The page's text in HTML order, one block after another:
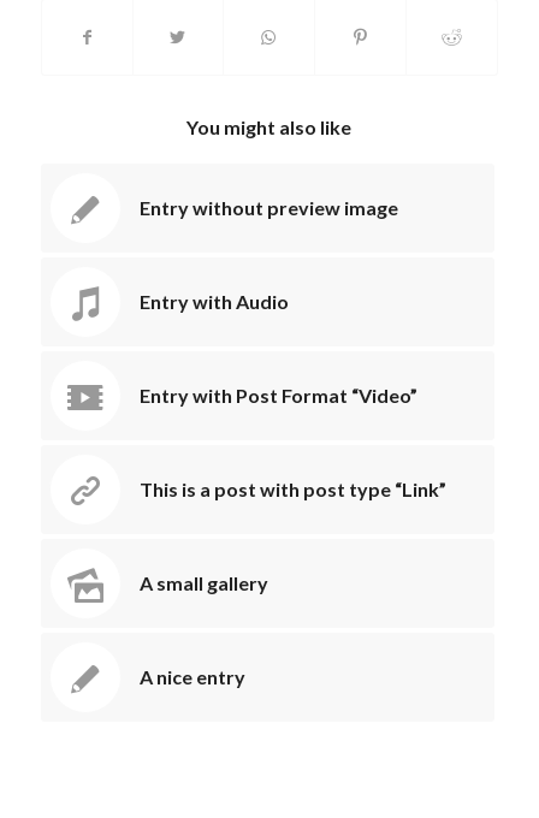
You might also like
Entry without preview image
Entry with Audio
Entry with Post Format “Video”
This is a post with post type “Link”
A small gallery
A nice entry